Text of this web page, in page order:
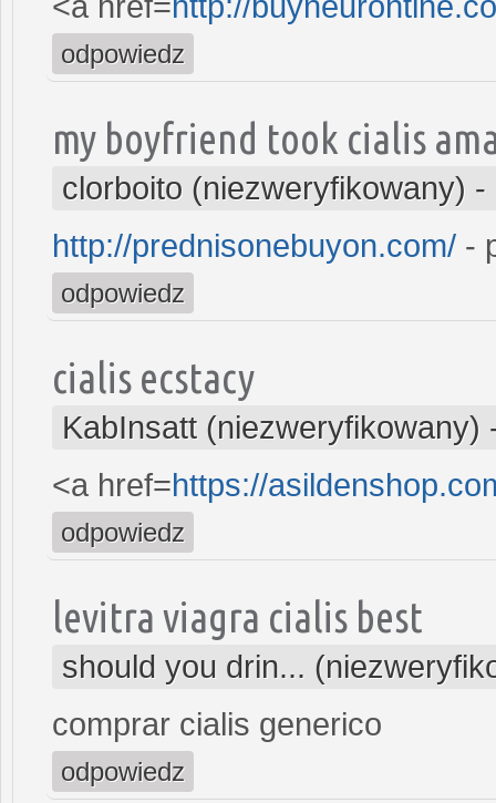
odpowiedz
my boyfriend took cialis
clorboito (niezweryfikowany) -
http://prednisonebuyon.com/ -
odpowiedz
cialis ecstacy
KabInsatt (niezweryfikowany)
<a href=https://
odpowiedz
levitra viagra cialis best
should you drin...
comprar cialis generico
odpowiedz